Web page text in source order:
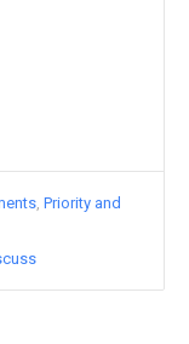
Priority and